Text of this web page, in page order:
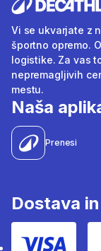
Vi se ukvarjate z
športno opremo.
logistike. Za vas
nepremagljivih
mestu.
Naša
Prenesi
Dostava